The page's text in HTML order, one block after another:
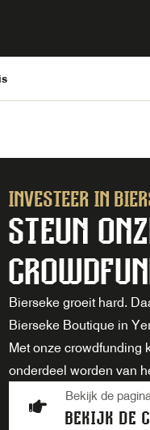
INVESTEER IN
STEUN
Bierseke groeit hard.
Bierseke Boutique in
Met onze crowdfunding
onderdeel worden van
Bekijk de pagina
BEKIJK DE